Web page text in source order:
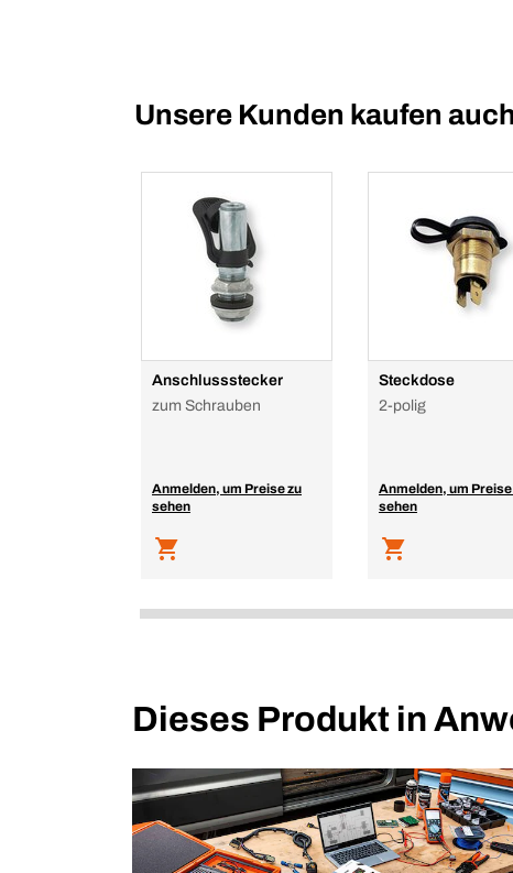
Unsere Kunden kaufen auch
Anschlussstecker
zum Schrauben
Anmelden, um Preise zu
sehen
Steckdose
2-polig
Anmelden, um Preise
sehen
Dieses Produkt in